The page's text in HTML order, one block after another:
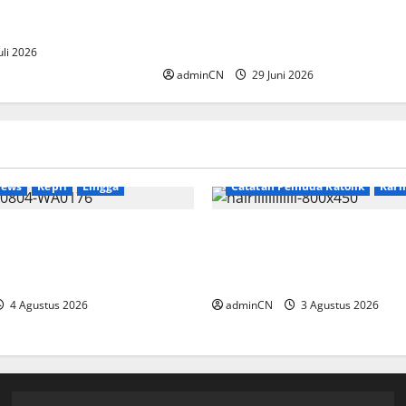
2026
adminCN 29 Juni 2026
Kepri Lingga
4 Agustus 2026
Catatan Pemuda Katolik
adminCN 3 Agustus 2026